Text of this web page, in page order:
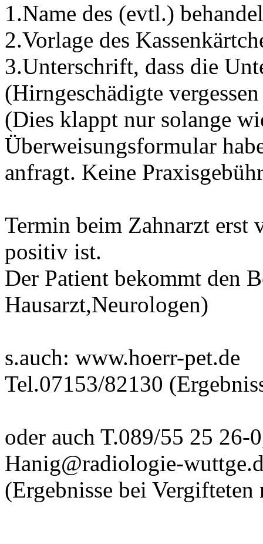
1.Name des (evtl.)
2.Vorlage des
3.Unterschrift, dass die
(Hirngeschädigte vergessen
(Dies klappt nur solange
Überweisungsformular
anfragt. Keine
Termin beim Zahnarzt erst
positiv ist.
Der Patient bekommt den
Hausarzt,Neurologen)
s.auch: www.hoerr-pet.de
Tel.07153/82130
oder auch T.089/55 25 26-
Hanig@radiologie-
(Ergebnisse bei